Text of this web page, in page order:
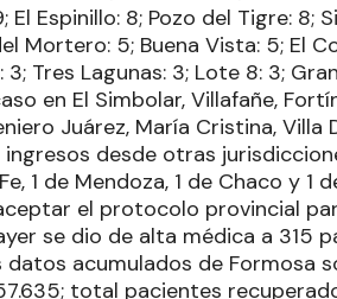
El Espinillo: 8; Pozo del Tigre: 8;
Mortero: 5; Buena Vista: 5; El
Tres Lagunas: 3; Lote 8: 3;
en El Simbolar, Villafañe,
Juárez, María Cristina, Villa
ingresos desde otras
1 de Mendoza, 1 de Chaco y
el protocolo provincial
se dio de alta médica a 315
datos acumulados de Formosa
total pacientes